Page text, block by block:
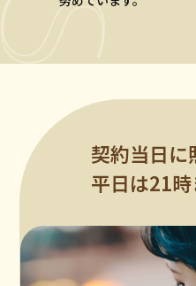
契約当日に
平日は21